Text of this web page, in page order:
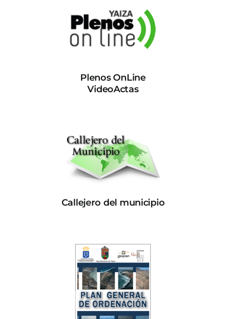
Plenos OnLine
VideoActas
Callejero del municipio